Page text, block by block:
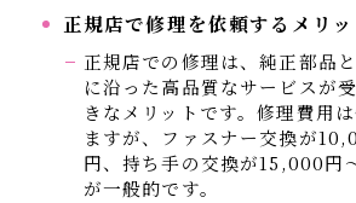
正規店で修理を依頼するメリ
正規店での修理は、純正部品
に沿った高品質なサービスが
きなメリットです。修理費用
ますが、ファスナー交換が
円、持ち手の交換が15,000円
が一般的です。